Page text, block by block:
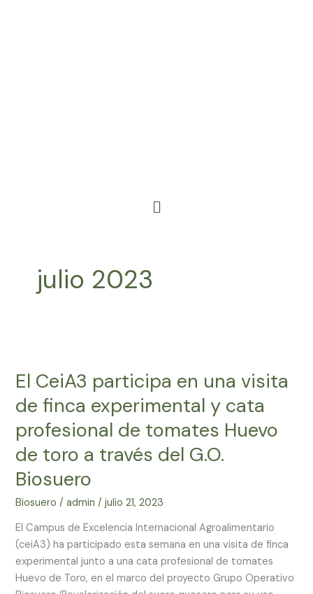
Menú
julio 2023
El CeiA3 participa en una visita
de finca experimental y cata
profesional de tomates Huevo
de toro a través del G.O.
Biosuero
Biosuero /admin/julio 21, 2023
El Campus de Excelencia Internacional Agroalimentario
(ceiA3) ha participado esta semana en una visita de finca
experimental junto a una cata profesional de tomates
Huevo de Toro, en el marco del proyecto Grupo Operativo
participa
una
visita
de
finca
experimental
y
profesional
de
tomates
Huevo